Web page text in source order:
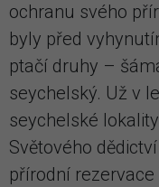
ochranu svého
byly před
ptačí druhy –
seychelský. Už v
seychelské
Světového
přírodní